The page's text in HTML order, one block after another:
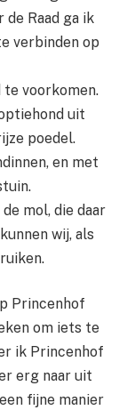
Raad ga ik
verbinden op
te voorkomen.
uit
poedel.
en met
mol, die daar
wij, als
Princenhof
om iets te
ik Princenhof
erg naar uit
fijne manier